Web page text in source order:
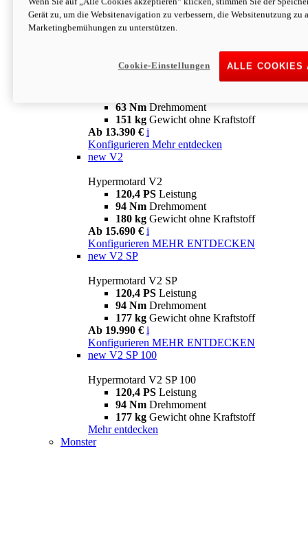
63 NmDrehmoment
151 kgGewicht ohne Kraftstoff
Ab 13.890 € i
63 Nm Drehmoment
151 kg Gewicht ohne Kraftstoff
Ab 13.390 € i
Konfigurieren Mehr entdecken
new V2
Hypermotard V2
120,4 PS Leistung
94 Nm Drehmoment
180 kg Gewicht ohne Kraftstoff
Ab 15.690 € i
Konfigurieren MEHR ENTDECKEN
new V2 SP
Hypermotard V2 SP
120,4 PS Leistung
94 Nm Drehmoment
177 kg Gewicht ohne Kraftstoff
Ab 19.990 € i
Konfigurieren MEHR ENTDECKEN
new V2 SP 100
Hypermotard V2 SP 100
120,4 PS Leistung
94 Nm Drehmoment
177 kg Gewicht ohne Kraftstoff
Mehr entdecken
Monster
Gerät zu, um die Websitenavigation zu verbessern, die Websitenutzung zu
Marketingbemühungen zu unterstützen.
ALLE COOKIES
Cookie-Einstellungen